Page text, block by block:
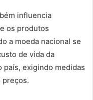
influencia
os produtos
a moeda nacional se
de vida da
país, exigindo medidas
preços.